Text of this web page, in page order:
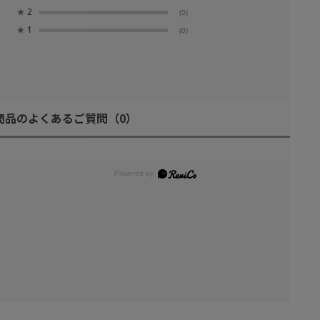
★ 2 (0)
★ 1 (0)
品のよくあるご質問 （0）